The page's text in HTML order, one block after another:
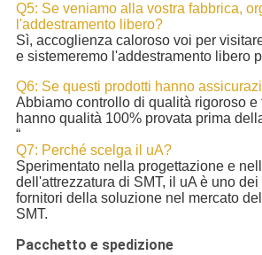
Q5: Se veniamo alla vostra fabbrica,
l'addestramento libero?
Sì, accoglienza caloroso voi per
e sistemeremo l'addestramento libero
Q6: Se questi prodotti hanno
Abbiamo controllo di qualità rigoroso e
hanno qualità 100% provata prima
“
Q7: Perché scelga il uA?
Sperimentato nella progettazione e
dell'attrezzatura di SMT, il uA è uno
fornitori della soluzione nel mercato
SMT.
Pacchetto e spedizione